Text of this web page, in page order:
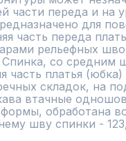
части переда и на
для
часть переда
рельефных
со средним
часть платья
складок, на
втачные
обработана
шву спинки -